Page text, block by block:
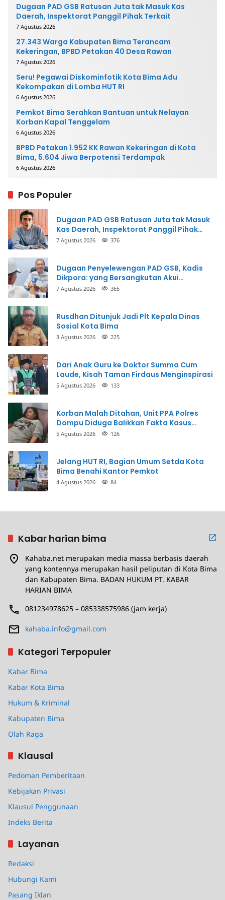
Dugaan PAD GSB Ratusan Juta tak Masuk Kas
Daerah, Inspektorat Panggil Pihak Terkait
7 Agustus 2026
27.343 Warga Kabupaten Bima Terancam
Kekeringan, BPBD Petakan 40 Desa Rawan
7 Agustus 2026
Seru! Pegawai Diskominfotik Kota Bima Adu
Kekompakan di Lomba HUT RI
6 Agustus 2026
Pemkot Bima Serahkan Bantuan untuk Nelayan
Korban Kapal Tenggelam
6 Agustus 2026
BPBD Petakan 1.952 KK Rawan Kekeringan di Kota
Bima, 5.604 Jiwa Berpotensi Terdampak
6 Agustus 2026
Pos Populer
Dugaan PAD GSB Ratusan Juta tak Masuk
Kas Daerah, Inspektorat Panggil Pihak
Terkait
7 Agustus 2026 376
Dugaan Penyelewengan PAD GSB, Kadis
Dikpora: yang Bersangkutan Akui
Perbuatannya dan Siap Mengembalikan
7 Agustus 2026 365
Rusdhan Ditunjuk Jadi Plt Kepala Dinas
Sosial Kota Bima
3 Agustus 2026 225
Dari Anak Guru ke Doktor Summa Cum
Laude, Kisah Taman Firdaus Menginspirasi
5 Agustus 2026 133
Korban Malah Ditahan, Unit PPA Polres
Dompu Diduga Balikkan Fakta Kasus
Penganiayaan
5 Agustus 2026 126
Jelang HUT RI, Bagian Umum Setda Kota
Bima Benahi Kantor Pemkot
4 Agustus 2026 84
Kabar harian bima
Kahaba.net merupakan media massa berbasis daerah
yang kontennya merupakan hasil peliputan di Kota Bima
dan Kabupaten Bima. BADAN HUKUM PT. KABAR
HARIAN BIMA
081234978625 – 085338575986 (jam kerja)
kahaba.info@gmail.com
Kategori Terpopuler
Kabar Bima
Kabar Kota Bima
Hukum & Kriminal
Kabupaten Bima
Olah Raga
Klausal
Pedoman Pemberitaan
Kebijakan Privasi
Klausul Penggunaan
Indeks Berita
Layanan
Redaksi
Hubungi Kami
Pasang Iklan